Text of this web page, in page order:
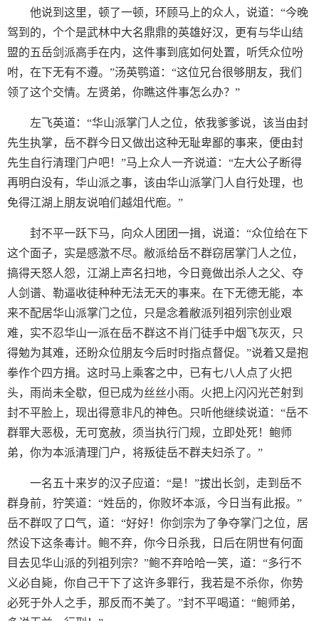
他说到这里，顿了一顿，环顾马上的众人，说道：“今晚
驾到的，个个是武林中大名鼎鼎的英雄好汉，更有与华山结
盟的五岳剑派高手在内，这件事到底如何处置，听凭众位吩
咐，在下无有不遵。”汤英鹗道：“这位兄台很够朋友，我们
领了这个交情。左贤弟，你瞧这件事怎么办？”
左飞英道：“华山派掌门人之位，依我爹爹说，该当由封
先生执掌，岳不群今日又做出这种无耻卑鄙的事来，便由封
先生自行清理门户吧！”马上众人一齐说道：“左大公子断得
再明白没有，华山派之事，该由华山派掌门人自行处理，也
免得江湖上朋友说咱们越俎代庖。”
封不平一跃下马，向众人团团一揖，说道：“众位给在下
这个面子，实是感激不尽。敝派给岳不群窃居掌门人之位，
搞得天怒人怨，江湖上声名扫地，今日竟做出杀人之父、夺
人剑谱、勒逼收徒种种无法无天的事来。在下无德无能，本
来不配居华山派掌门之位，只是念着敝派列祖列宗创业艰
难，实不忍华山一派在岳不群这不肖门徒手中烟飞灰灭，只
得勉为其难，还盼众位朋友今后时时指点督促。”说着又是抱
拳作个四方揖。这时马上乘客之中，已有七八人点了火把
头，雨尚未全歇，但已成为丝丝小雨。火把上闪闪光芒射到
封不平脸上，现出得意非凡的神色。只听他继续说道：“岳不
群罪大恶极，无可宽赦，须当执行门规，立即处死！鲍师
弟，你为本派清理门户，将叛徒岳不群夫妇杀了。”
一名五十来岁的汉子应道：“是！”拔出长剑，走到岳不
群身前，狞笑道：“姓岳的，你败坏本派，今日当有此报。”
岳不群叹了口气，道：“好好！你剑宗为了争夺掌门之位，居
然设下这条毒计。鲍不弃，你今日杀我，日后在阴世有何面
目去见华山派的列祖列宗？”鲍不弃哈哈一笑，道：“多行不
义必自毙，你自己干下了这许多罪行，我若是不杀你，你势
必死于外人之手，那反而不美了。”封不平喝道：“鲍师弟，